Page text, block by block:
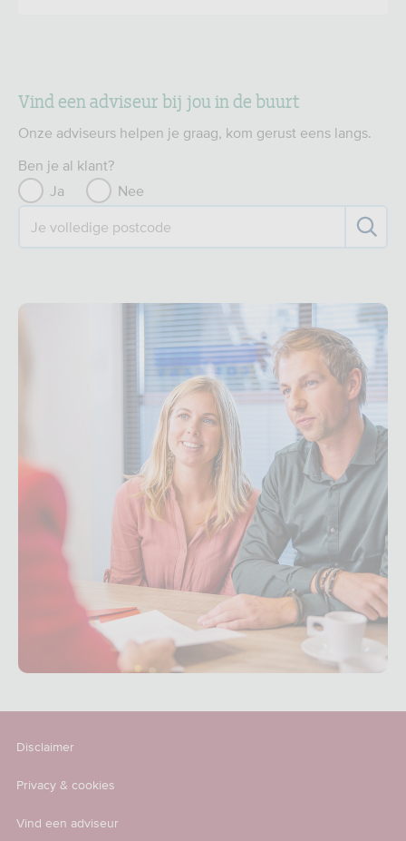
Vind een adviseur bij jou in de buurt
Onze adviseurs helpen je graag, kom gerust eens langs.
Ben je al klant?
Ja
Nee
Je volledige postcode
Disclaimer
Privacy & cookies
Vind een adviseur